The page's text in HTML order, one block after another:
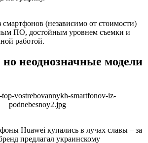
(независимо от стоимости)
ПО, достойным уровнем съемки и
работой.
неоднозначные модели
Huawei купались в лучах славы – за
предлагал украинскому